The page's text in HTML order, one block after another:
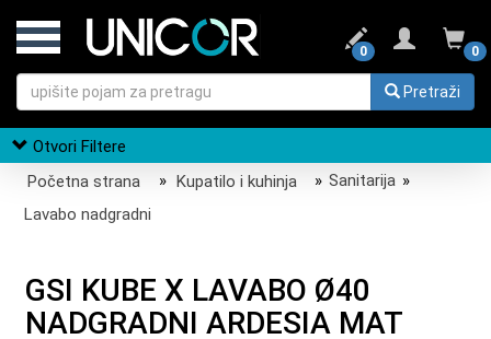
0
0
Pretraži
Otvori Filtere
Početna strana
» Kupatilo i kuhinja » Sanitarija »
Lavabo nadgradni
GSI KUBE X LAVABO Ø40
NADGRADNI ARDESIA MAT